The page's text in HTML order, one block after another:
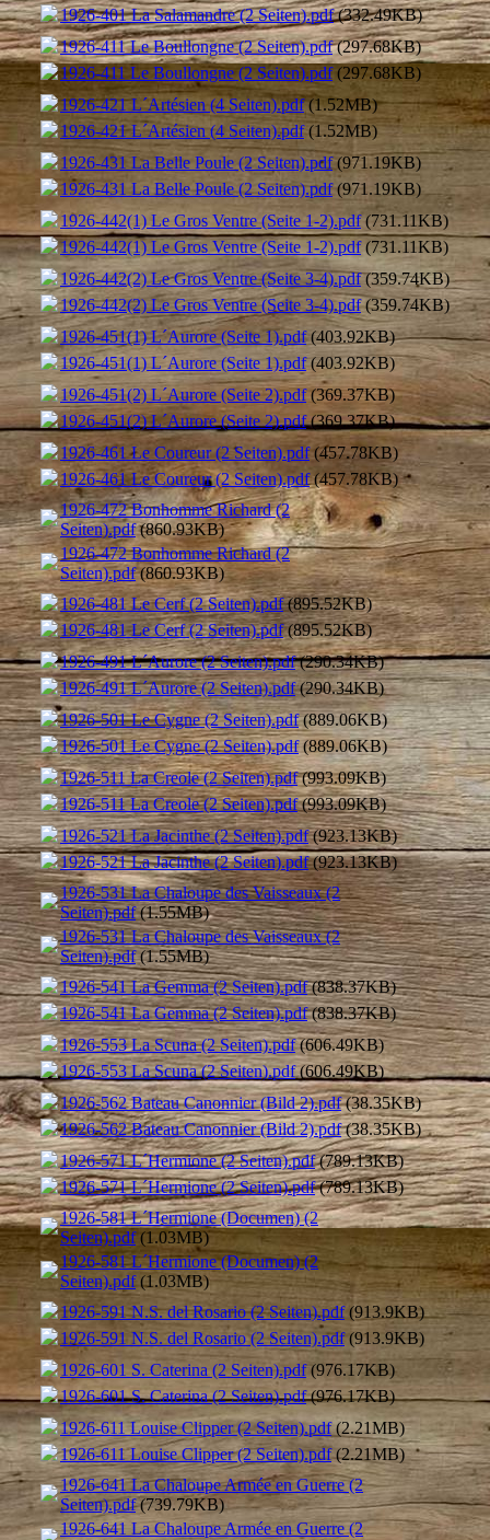
1926-401 La Salamandre (2 Seiten).pdf(332.49KB)
1926-411 Le Boullongne (2 Seiten).pdf(297.68KB)
1926-411 Le Boullongne (2 Seiten).pdf(297.68KB)
1926-421 L´Artésien (4 Seiten).pdf(1.52MB)
1926-421 L´Artésien (4 Seiten).pdf(1.52MB)
1926-431 La Belle Poule (2 Seiten).pdf(971.19KB)
1926-431 La Belle Poule (2 Seiten).pdf(971.19KB)
1926-442(1) Le Gros Ventre (Seite 1-2).pdf(731.11KB)
1926-442(1) Le Gros Ventre (Seite 1-2).pdf(731.11KB)
1926-442(2) Le Gros Ventre (Seite 3-4).pdf(359.74KB)
1926-442(2) Le Gros Ventre (Seite 3-4).pdf(359.74KB)
1926-451(1) L´Aurore (Seite 1).pdf(403.92KB)
1926-451(1) L´Aurore (Seite 1).pdf(403.92KB)
1926-451(2) L´Aurore (Seite 2).pdf(369.37KB)
1926-451(2) L´Aurore (Seite 2).pdf(369.37KB)
1926-461 Le Coureur (2 Seiten).pdf(457.78KB)
1926-461 Le Coureur (2 Seiten).pdf(457.78KB)
1926-472 Bonhomme Richard (2
Seiten).pdf(860.93KB)
1926-472 Bonhomme Richard (2
Seiten).pdf(860.93KB)
1926-481 Le Cerf (2 Seiten).pdf(895.52KB)
1926-481 Le Cerf (2 Seiten).pdf(895.52KB)
1926-491 L´Aurore (2 Seiten).pdf(290.34KB)
1926-491 L´Aurore (2 Seiten).pdf(290.34KB)
1926-501 Le Cygne (2 Seiten).pdf(889.06KB)
1926-501 Le Cygne (2 Seiten).pdf(889.06KB)
1926-511 La Creole (2 Seiten).pdf(993.09KB)
1926-511 La Creole (2 Seiten).pdf(993.09KB)
1926-521 La Jacinthe (2 Seiten).pdf(923.13KB)
1926-521 La Jacinthe (2 Seiten).pdf(923.13KB)
1926-531 La Chaloupe des Vaisseaux (2
Seiten).pdf(1.55MB)
1926-531 La Chaloupe des Vaisseaux (2
Seiten).pdf(1.55MB)
1926-541 La Gemma (2 Seiten).pdf(838.37KB)
1926-541 La Gemma (2 Seiten).pdf(838.37KB)
1926-553 La Scuna (2 Seiten).pdf(606.49KB)
1926-553 La Scuna (2 Seiten).pdf(606.49KB)
1926-562 Bateau Canonnier (Bild 2).pdf(38.35KB)
1926-562 Bateau Canonnier (Bild 2).pdf(38.35KB)
1926-571 L´Hermione (2 Seiten).pdf(789.13KB)
1926-571 L´Hermione (2 Seiten).pdf(789.13KB)
1926-581 L´Hermione (Documen) (2
Seiten).pdf(1.03MB)
1926-581 L´Hermione (Documen) (2
Seiten).pdf(1.03MB)
1926-591 N.S. del Rosario (2 Seiten).pdf(913.9KB)
1926-591 N.S. del Rosario (2 Seiten).pdf(913.9KB)
1926-601 S. Caterina (2 Seiten).pdf(976.17KB)
1926-601 S. Caterina (2 Seiten).pdf(976.17KB)
1926-611 Louise Clipper (2 Seiten).pdf(2.21MB)
1926-611 Louise Clipper (2 Seiten).pdf(2.21MB)
1926-641 La Chaloupe Armée en Guerre (2
Seiten).pdf(739.79KB)
1926-641 La Chaloupe Armée en Guerre (2